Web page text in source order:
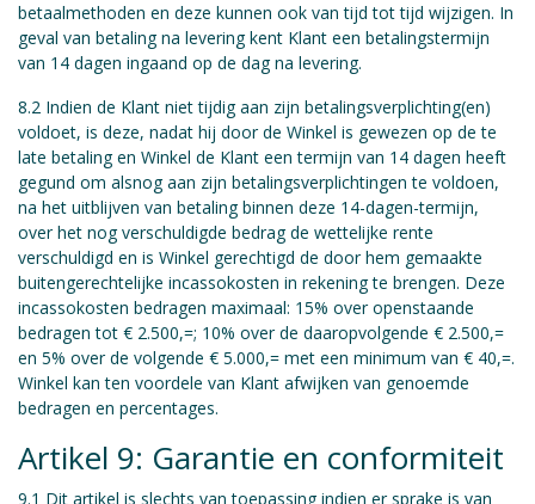
betaalmethoden en deze kunnen ook van tijd tot tijd wijzigen. In
geval van betaling na levering kent Klant een betalingstermijn
van 14 dagen ingaand op de dag na levering.
8.2 Indien de Klant niet tijdig aan zijn betalingsverplichting(en)
voldoet, is deze, nadat hij door de Winkel is gewezen op de te
late betaling en Winkel de Klant een termijn van 14 dagen heeft
gegund om alsnog aan zijn betalingsverplichtingen te voldoen,
na het uitblijven van betaling binnen deze 14-dagen-termijn,
over het nog verschuldigde bedrag de wettelijke rente
verschuldigd en is Winkel gerechtigd de door hem gemaakte
buitengerechtelijke incassokosten in rekening te brengen. Deze
incassokosten bedragen maximaal: 15% over openstaande
bedragen tot € 2.500,=; 10% over de daaropvolgende € 2.500,=
en 5% over de volgende € 5.000,= met een minimum van € 40,=.
Winkel kan ten voordele van Klant afwijken van genoemde
bedragen en percentages.
Artikel 9: Garantie en conformiteit
9.1 Dit artikel is slechts van toepassing indien er sprake is van